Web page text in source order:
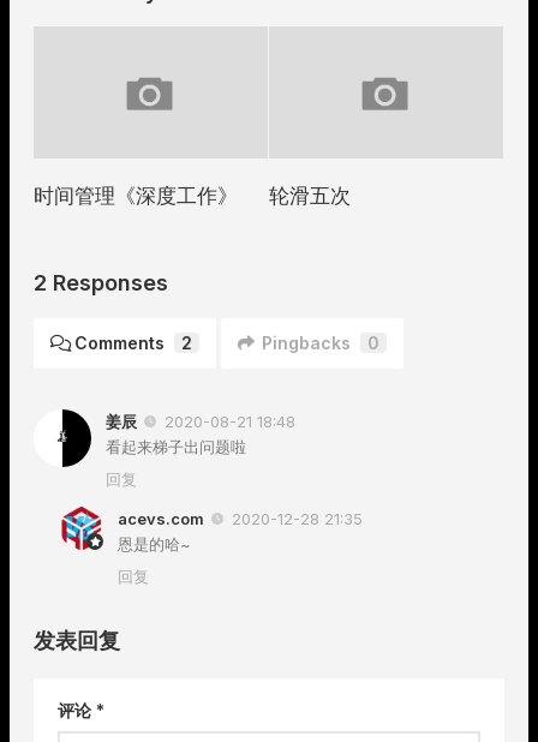
时间管理《深度工作》 轮滑五次
2 Responses
Comments 2 Pingbacks 0
姜辰
2020-08-21 18:48
看起来梯子出问题啦
回复
acevs.com
2020-12-28 21:35
恩是的哈~
回复
发表回复
评论 *